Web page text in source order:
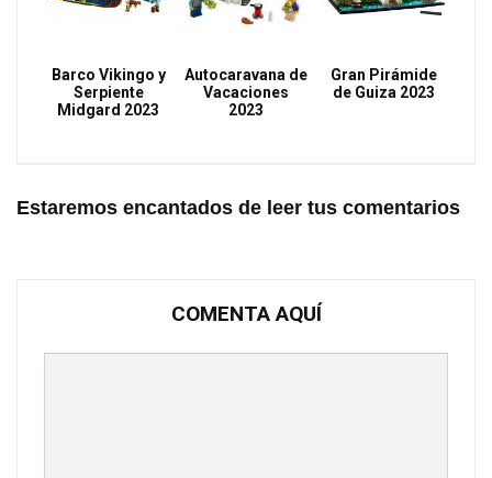
Barco Vikingo y
Serpiente
Midgard 2023
Autocaravana de
Vacaciones
2023
Gran Pirámide
de Guiza 2023
Estaremos encantados de leer tus comentarios
COMENTA AQUÍ